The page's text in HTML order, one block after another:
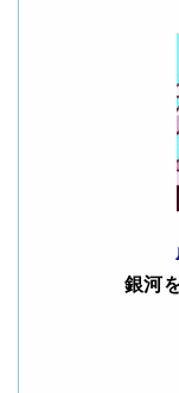
銀河